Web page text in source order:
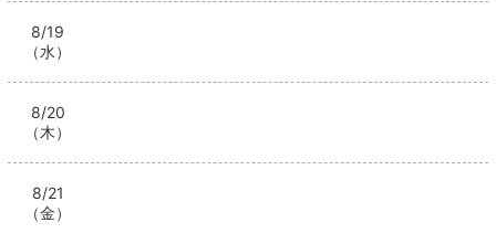
8/19
（水）
8/20
（木）
8/21
（金）